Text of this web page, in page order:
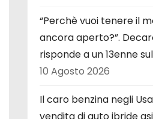
“Perchè vuoi tenere il
ancora aperto?”.
risponde a un 13enne
10 Agosto 2026
Il caro benzina negli